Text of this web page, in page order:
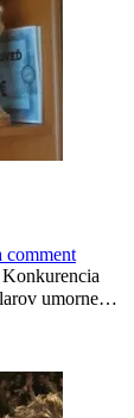
comment
Konkurencia
umorne…